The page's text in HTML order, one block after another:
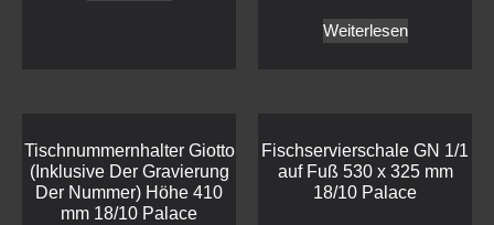
Weiterlesen
Tischnummernhalter Giotto
(Inklusive Der Gravierung
Der Nummer) Höhe 410
mm 18/10 Palace
Fischservierschale GN 1/1
auf Fuß 530 x 325 mm
18/10 Palace